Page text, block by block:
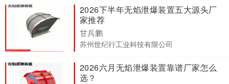
2026下半年无焰泄爆装置五大源头厂
家推荐
甘兵鹏
苏州世纪行工业科技有限公司
2026六月无焰泄爆装置靠谱厂家怎么
选？